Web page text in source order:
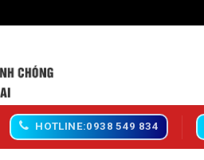
HOTLINE:0938 549 834